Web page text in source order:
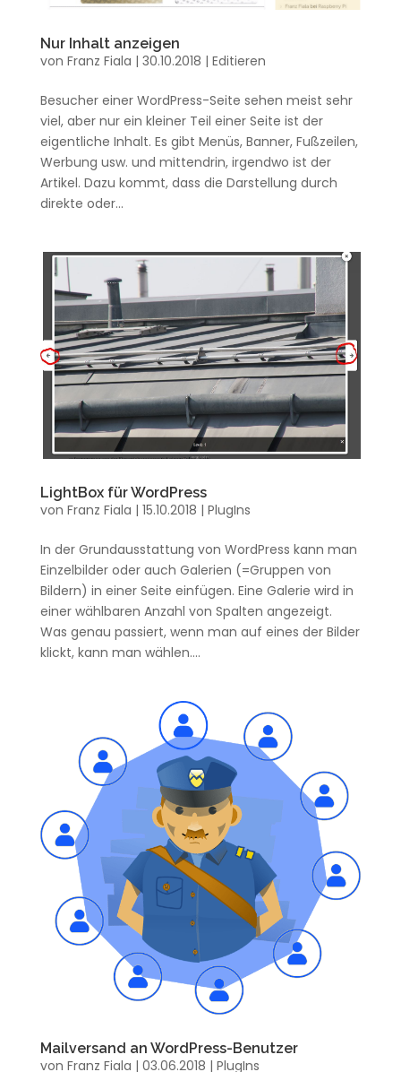
Nur Inhalt anzeigen
von Franz Fiala | 30.10.2018 | Editieren
Besucher einer WordPress-Seite sehen meist sehr
viel, aber nur ein kleiner Teil einer Seite ist der
eigentliche Inhalt. Es gibt Menüs, Banner, Fußzeilen,
Werbung usw. und mittendrin, irgendwo ist der
Artikel. Dazu kommt, dass die Darstellung durch
direkte oder...
LightBox für WordPress
von Franz Fiala | 15.10.2018 | PlugIns
In der Grundausstattung von WordPress kann man
Einzelbilder oder auch Galerien (=Gruppen von
Bildern) in einer Seite einfügen. Eine Galerie wird in
einer wählbaren Anzahl von Spalten angezeigt.
Was genau passiert, wenn man auf eines der Bilder
klickt, kann man wählen....
Mailversand an WordPress-Benutzer
von Franz Fiala | 03.06.2018 | PlugIns